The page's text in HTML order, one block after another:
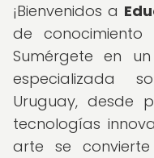
¡Bienvenidos a
de conocimiento
Sumérgete en
especializada
Uruguay, desde
tecnologías
arte se